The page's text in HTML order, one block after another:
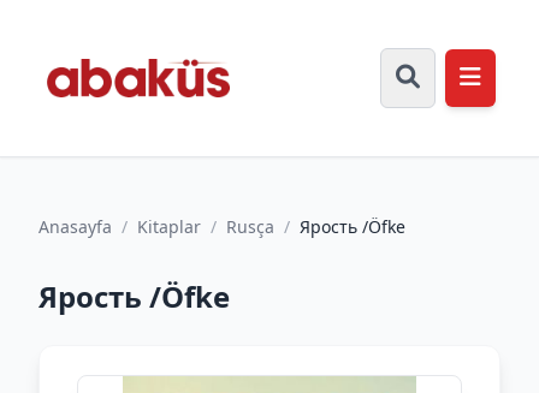
Anasayfa / Kitaplar / Rusça / Ярость /Öfke
Ярость /Öfke